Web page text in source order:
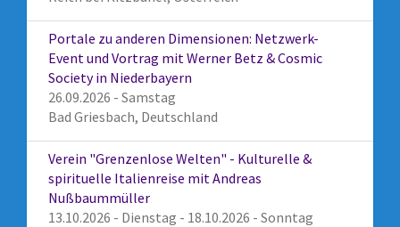
Portale zu anderen Dimensionen: Netzwerk-
Event und Vortrag mit Werner Betz & Cosmic
Society in Niederbayern
26.09.2026 - Samstag
Bad Griesbach, Deutschland
Verein "Grenzenlose Welten" - Kulturelle &
spirituelle Italienreise mit Andreas
Nußbaummüller
13.10.2026 - Dienstag - 18.10.2026 - Sonntag